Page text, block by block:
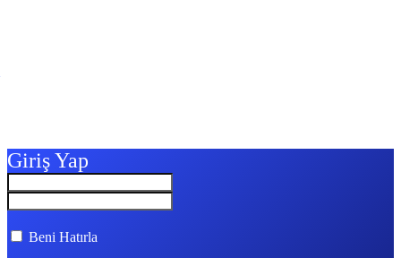
Giriş Yap
Beni Hatırla